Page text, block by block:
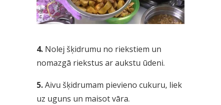
4. Nolej šķidrumu no riekstiem un
nomazgā riekstus ar aukstu ūdeni.
5.Aivu šķidrumam pievieno cukuru, liek
uz uguns un maisot vāra.